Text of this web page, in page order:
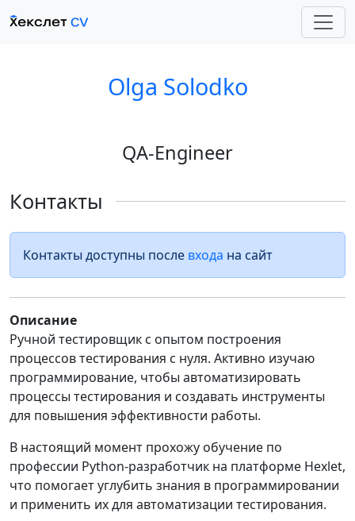
Olga Solodko
QA-Engineer
Контакты
Контакты доступны после входа на сайт
Описание
Ручной тестировщик с опытом построения
процессов тестирования с нуля. Активно изучаю
программирование, чтобы автоматизировать
процессы тестирования и создавать инструменты
для повышения эффективности работы.
В настоящий момент прохожу обучение по
профессии Python-разработчик на платформе Hexlet,
что помогает углубить знания в программировании
и применить их для автоматизации тестирования.